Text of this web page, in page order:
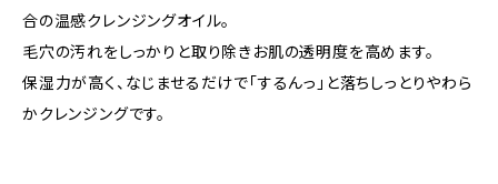
合の温感クレンジングオイル。
毛穴の汚れをしっかりと取り除きお肌の透明度を高めます。
保湿力が高く、なじませるだけで「するんっ」と落ちしっとりやわら
かクレンジングです。